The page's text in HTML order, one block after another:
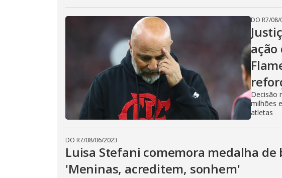
DO R7/08/
ação
Decisão
milhões
atletas
DO R7/08/06/2023
Luisa Stefani comemora medalha de
'Meninas, acreditem, sonhem'